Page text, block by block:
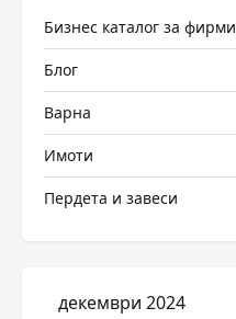
Бизнес каталог за фирми
Блог
Варна
Имоти
Пердета и завеси
декември 2024